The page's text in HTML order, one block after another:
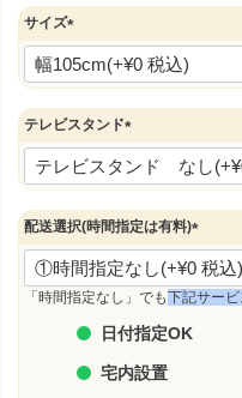
サイズ
(
必
須
)
テレビスタンド
(
必
須
)
配送選択(時間指定は有料)
(
必
須
「時間指定なし」でも下記サー
日付指定OK
宅内設置